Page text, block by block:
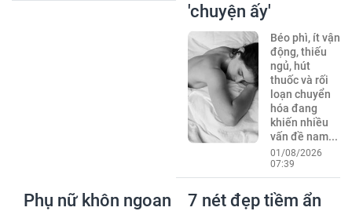
'chuyện ấy'
Béo phì, ít vận
động, thiếu
ngủ, hút
thuốc và rối
loạn chuyển
hóa đang
khiến nhiều
vấn đề nam...
01/08/2026
07:39
Phụ nữ khôn ngoan
7 nét đẹp tiềm ẩn